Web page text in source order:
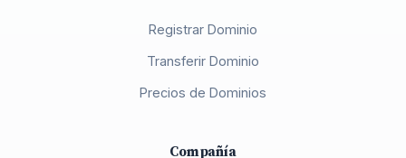
Registrar Dominio
Transferir Dominio
Precios de Dominios
Compañía